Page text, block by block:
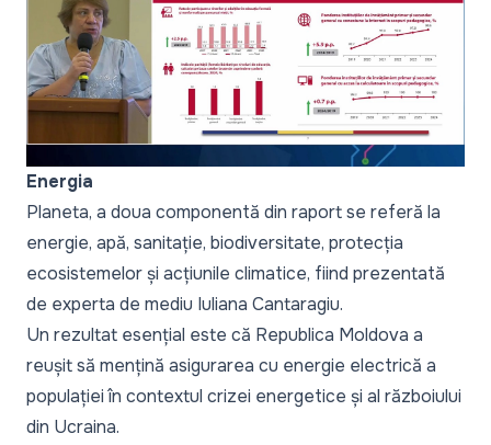
Energia
Planeta, a doua componentă din raport se referă la
energie, apă, sanitație, biodiversitate, protecția
ecosistemelor și acțiunile climatice, fiind prezentată
de experta de mediu Iuliana Cantaragiu.
Un rezultat esențial este că Republica Moldova a
reușit să mențină asigurarea cu energie electrică a
populației în contextul crizei energetice și al războiului
din Ucraina.